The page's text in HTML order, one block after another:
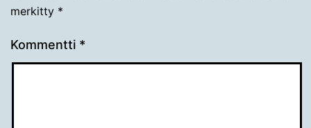
merkitty *
Kommentti *